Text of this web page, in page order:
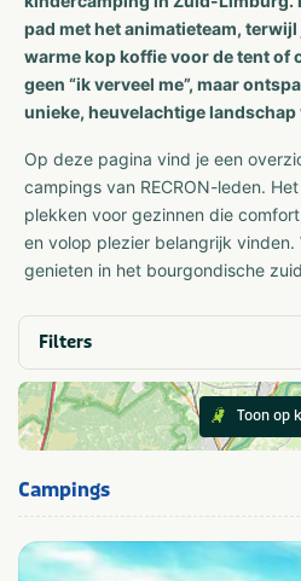
pad met het animatieteam,
warme kop koffie voor de tent of
geen “ik verveel me”, maar
unieke, heuvelachtige landschap
Op deze pagina vind je een
campings van RECRON-leden.
plekken voor gezinnen die
en volop plezier belangrijk vinden.
genieten in het bourgondische
Filters
Toon op
Campings